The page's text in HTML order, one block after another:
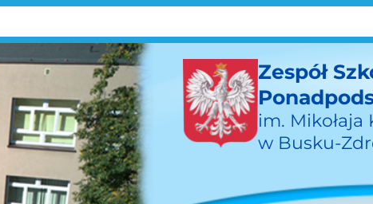
Zespół
im. Mikołaja
w Busku-